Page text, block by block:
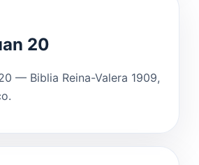
20
— Biblia Reina-Valera 1909,